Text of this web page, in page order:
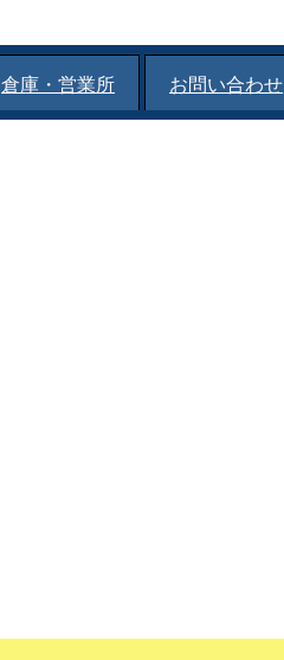
倉庫・営業所 お問い合わせ